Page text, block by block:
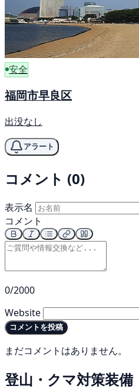
安全
福岡市早良区
出没なし
アラート
コメント (0)
表示名
コメント
0/2000
Website
コメントを投稿
まだコメントはありません。
登山・クマ対策装備